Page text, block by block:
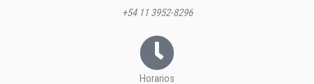
+54 11 3952-8296
Horarios